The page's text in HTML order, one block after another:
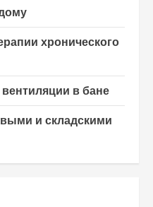
хронического
в бане
и складскими